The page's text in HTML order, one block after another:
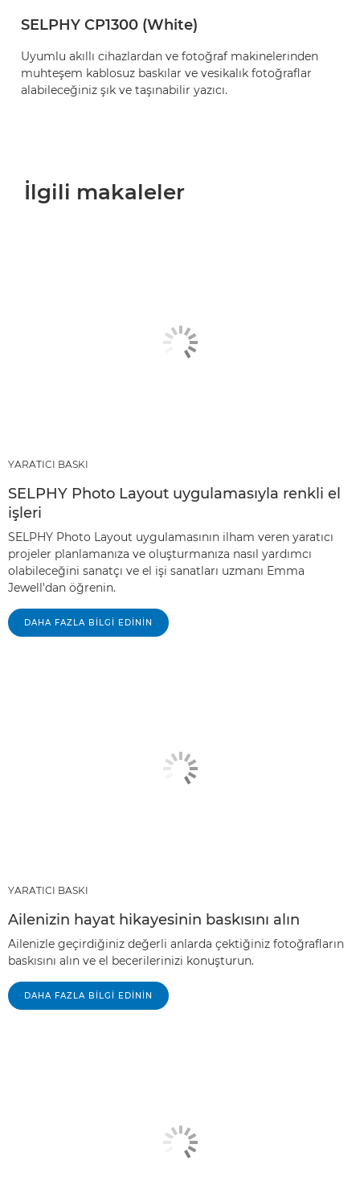
SELPHY CP1300 (White)
Uyumlu akıllı cihazlardan ve fotoğraf makinelerinden
muhteşem kablosuz baskılar ve vesikalık fotoğraflar
alabileceğiniz şık ve taşınabilir yazıcı.
İlgili makaleler
YARATICI BASKI
SELPHY Photo Layout uygulamasıyla renkli el
işleri
SELPHY Photo Layout uygulamasının ilham veren yaratıcı
projeler planlamanıza ve oluşturmanıza nasıl yardımcı
olabileceğini sanatçı ve el işi sanatları uzmanı Emma
Jewell'dan öğrenin.
DAHA FAZLA BILGI EDININ
YARATICI BASKI
Ailenizin hayat hikayesinin baskısını alın
Ailenizle geçirdiğiniz değerli anlarda çektiğiniz fotoğrafların
baskısını alın ve el becerilerinizi konuşturun.
DAHA FAZLA BILGI EDININ